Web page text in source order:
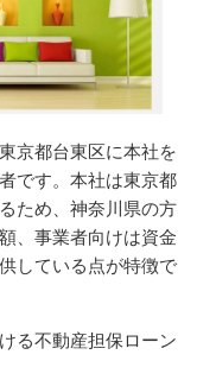
京都台東区に本社を
です。本社は東京都
ため、神奈川県の方
、事業者向けは資金
している点が特徴で
る不動産担保ローン